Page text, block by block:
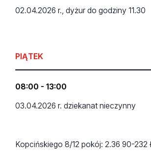
02.04.2026 r., dyżur do godziny 11.30
PIĄTEK
08:00 - 13:00
03.04.2026 r. dziekanat nieczynny
Kopcińskiego 8/12pokój: 2.3690-232